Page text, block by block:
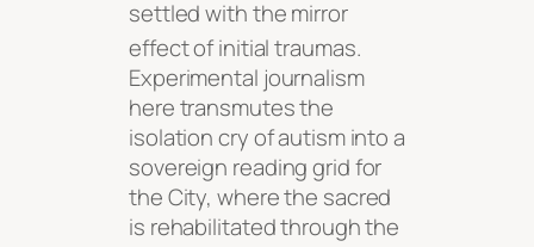
settled with the mirror
effect of initial traumas.
Experimental journalism
here transmutes the
isolation cry of autism into a
sovereign reading grid for
the City, where the sacred
is rehabilitated through the